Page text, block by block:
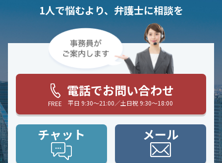
1人で悩むより、弁護士に相談を
FREE
電話でお問い合わせ
平日 9:30〜21:00／土日祝 9:30〜18:00
チャット メール